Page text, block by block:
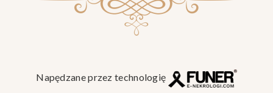
Napędzane przez technologię